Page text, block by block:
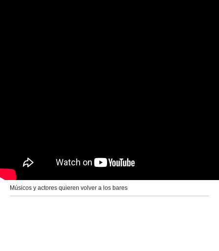
Músicos y actores quieren volver a los bares